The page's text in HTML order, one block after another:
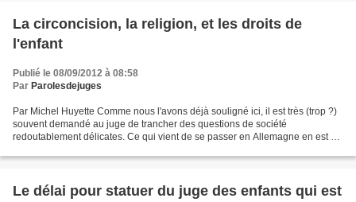
La circoncision, la religion, et les droits de
l'enfant
Publié le 08/09/2012 à 08:58
Par Parolesdejuges
Par Michel Huyette Comme nous l'avons déjà souligné ici, il est très (trop ?)
souvent demandé au juge de trancher des questions de société
redoutablement délicates. Ce qui vient de se passer en Allemagne en est un
Le délai pour statuer du juge des enfants qui est